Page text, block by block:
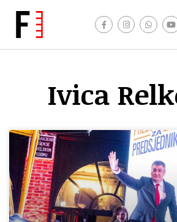
Ivica